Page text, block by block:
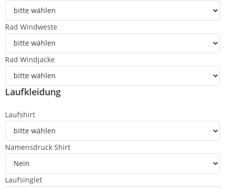
Rad Windweste
Rad Windjacke
Laufkleidung
Laufshirt
Namensdruck Shirt
Laufsinglet